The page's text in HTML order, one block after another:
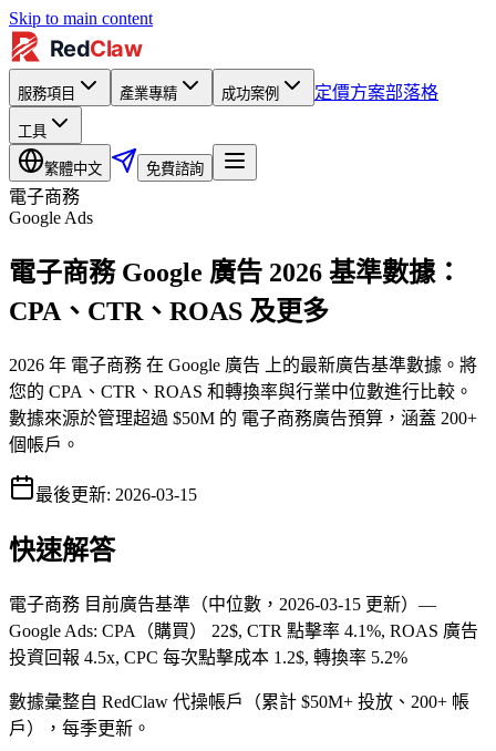
Skip to main content
服務項目 產業專精 成功案例 定價方案部落格
工具
繁體中文 免費諮詢
電子商務
Google Ads
電子商務 Google 廣告 2026 基準數據：
CPA、CTR、ROAS 及更多
2026 年 電子商務 在 Google 廣告 上的最新廣告基準數據。將
您的 CPA、CTR、ROAS 和轉換率與行業中位數進行比較。
數據來源於管理超過 $50M 的 電子商務廣告預算，涵蓋 200+
個帳戶。
最後更新: 2026-03-15
快速解答
電子商務 目前廣告基準（中位數，2026-03-15 更新）—
Google Ads: CPA（購買） 22$, CTR 點擊率 4.1%, ROAS 廣告
投資回報 4.5x, CPC 每次點擊成本 1.2$, 轉換率 5.2%
數據彙整自 RedClaw 代操帳戶（累計 $50M+ 投放、200+ 帳
戶），每季更新。